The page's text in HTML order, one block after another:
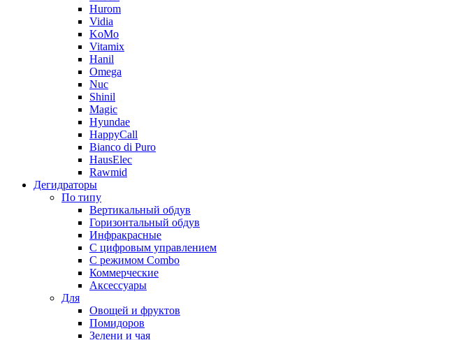
Hurom
Vidia
KoMo
Vitamix
Hanil
Omega
Nuc
Shinil
Magic
Hyundae
HappyCall
Bianco di Puro
HausElec
Rawmid
Дегидраторы
По типу
Вертикальный обдув
Горизонтальный обдув
Инфракрасные
С цифровым управлением
С режимом Combo
Коммерческие
Аксессуары
Для
Овощей и фруктов
Помидоров
Зелени и чая